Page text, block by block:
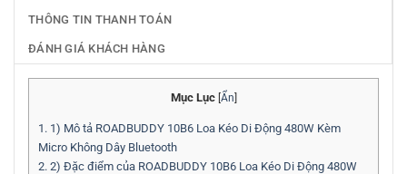
THÔNG TIN THANH TOÁN
ĐÁNH GIÁ KHÁCH HÀNG
Mục Lục [Ẩn]
1. 1) Mô tả ROADBUDDY 10B6 Loa Kéo Di Động 480W Kèm
Micro Không Dây Bluetooth
2. 2) Đặc điểm của ROADBUDDY 10B6 Loa Kéo Di Động 480W